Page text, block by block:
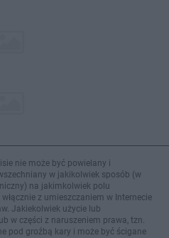
nie może być powielany i
w jakikolwiek sposób (w
na jakimkolwiek polu
z umieszczaniem w Internecie
Jakiekolwiek użycie lub
w części z naruszeniem prawa, tzn.
pod groźbą kary i może być ścigane